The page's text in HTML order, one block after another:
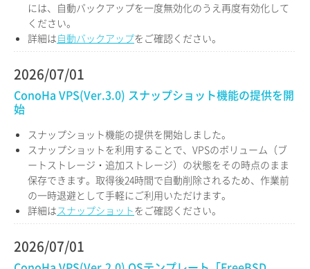
には、自動バックアップを一度無効化のうえ再度有効化して
ください。
詳細は自動バックアップをご確認ください。
2026/07/01
ConoHa VPS(Ver.3.0) スナップショット機能の提供を開
始
スナップショット機能の提供を開始しました。
スナップショットを利用することで、VPSのボリューム（ブ
ートストレージ・追加ストレージ）の状態をその時点のまま
保存できます。取得後24時間で自動削除されるため、作業前
の一時退避として手軽にご利用いただけます。
詳細はスナップショットをご確認ください。
2026/07/01